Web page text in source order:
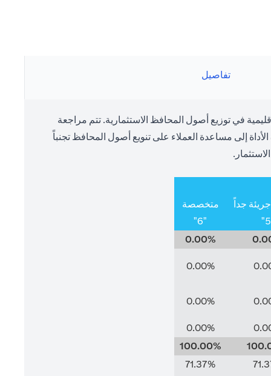
تفاصيل
في توزيع أصول المحافظ الاستثمارية. تتم مراجعة
إلى مساعدة العملاء على تنويع أصول المحافظ تجنباً
جداً
متخصصة
"6"
0.00%
0.00%
0.00%
0.00%
100.00%
71.37%